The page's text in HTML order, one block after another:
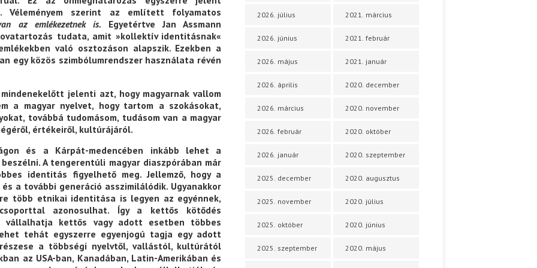
szerint az említett folyamatos
az emlékezetnek is. Egyetértve Jan Assmann
tudata, amit »kollektív identitásnak«
való osztozáson alapszik. Ezekben a
egy közös szimbólumrendszer használata révén
jelenti azt, hogy magyarnak vallom
a magyar nyelvet, hogy tartom a szokásokat,
továbbá tudomásom, tudásom van a magyar
értékeiről, kultúrájáról.
és a Kárpát-medencében inkább lehet a
A tengerentúli magyar diaszpórában már
identitás figyelhető meg. Jellemző, hogy a
a további generáció asszimilálódik. Ugyanakkor
több etnikai identitása is legyen az egyénnek,
azonosulhat. Így a kettős kötődés
vállalhatja kettős vagy adott esetben többes
tehát egyszerre egyenjogú tagja egy adott
a többségi nyelvtől, vallástól, kultúrától
az USA-ban, Kanadában, Latin-Amerikában és
2026. július
2026. június
2026. május
2026. április
2026. március
2026. február
2026. január
2025. december
2025. november
2025. október
2025. szeptember
2021. március
2021. február
2021. január
2020. december
2020. november
2020. október
2020. szeptember
2020. augusztus
2020. július
2020. június
2020. május